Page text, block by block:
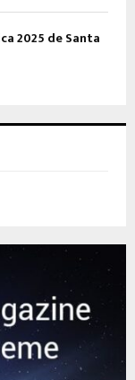
2025 de Santa